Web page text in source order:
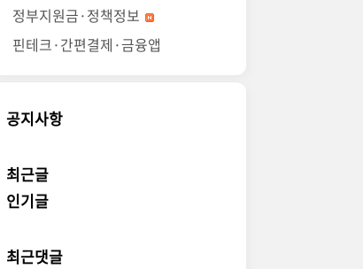
정부지원금·정책정보
핀테크·간편결제·금융앱
공지사항
최근글
인기글
최근댓글